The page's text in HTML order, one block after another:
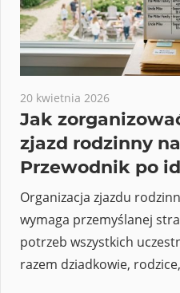
20 kwietnia 2026
Jak
zjazd rodzinny
Przewodnik po
Organizacja zjazdu
wymaga przemyślanej
potrzeb wszystkich
razem dziadkowie, rodzice,